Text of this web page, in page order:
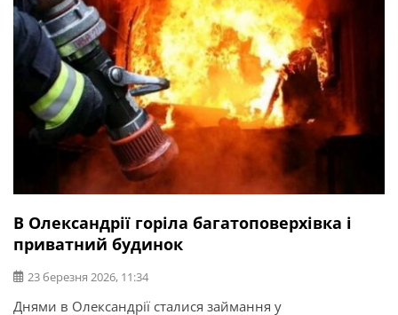
В Олександрії горіла багатоповерхівка і
приватний будинок
23 березня 2026, 11:34
Днями в Олександрії сталися займання у